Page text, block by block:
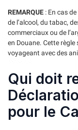
REMARQUE : En cas
de l’alcool, du tabac,
commerciaux ou de
en Douane. Cette
voyageant avec des
Qui doit
pour le